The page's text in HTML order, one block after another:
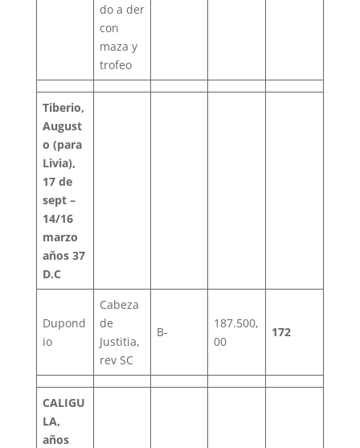
do a der
con
maza y
trofeo
Tiberio,
August
o (para
Livia),
17 de
sept –
14/16
marzo
años 37
D.C
Dupond
io
Cabeza
de
Justitia,
rev SC
B-
187.500,
00
172
CALIGU
LA,
años